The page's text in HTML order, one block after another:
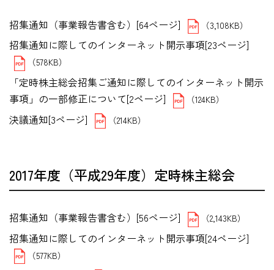
招集通知（事業報告書含む）[64ページ] （3,108KB）
招集通知に際してのインターネット開示事項[23ページ]
（578KB）
「定時株主総会招集ご通知に際してのインターネット開示
事項」の一部修正について[2ページ]
（124KB）
決議通知[3ページ] （214KB）
2017年度（平成29年度）定時株主総会
招集通知（事業報告書含む）[56ページ] （2,143KB）
招集通知に際してのインターネット開示事項[24ページ]
（577KB）